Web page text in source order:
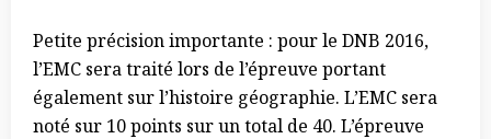
Petite précision importante : pour le DNB 2016,
l’EMC sera traité lors de l’épreuve portant
également sur l’histoire géographie. L’EMC sera
noté sur 10 points sur un total de 40. L’épreuve